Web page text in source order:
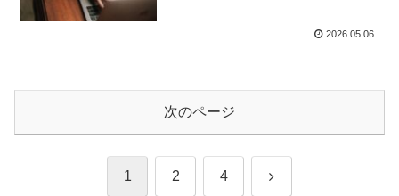
2026.05.06
次のページ
1 2 4 次